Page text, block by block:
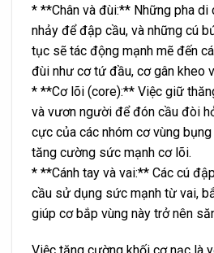
* **Chân và đùi:** Những pha di
nhảy để đập cầu, và những cú
tục sẽ tác động mạnh mẽ đến
đùi như cơ tứ đầu, cơ gân kheo
* **Cơ lõi (core):** Việc giữ
và vươn người để đón cầu đòi
cực của các nhóm cơ vùng
tăng cường sức mạnh cơ lõi.
* **Cánh tay và vai:** Các cú
cầu sử dụng sức mạnh từ vai,
giúp cơ bắp vùng này trở nên